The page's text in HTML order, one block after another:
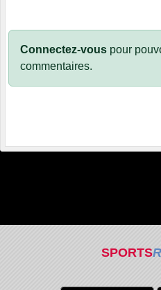
Connectez-vous pour
commentaires.
SPORTS